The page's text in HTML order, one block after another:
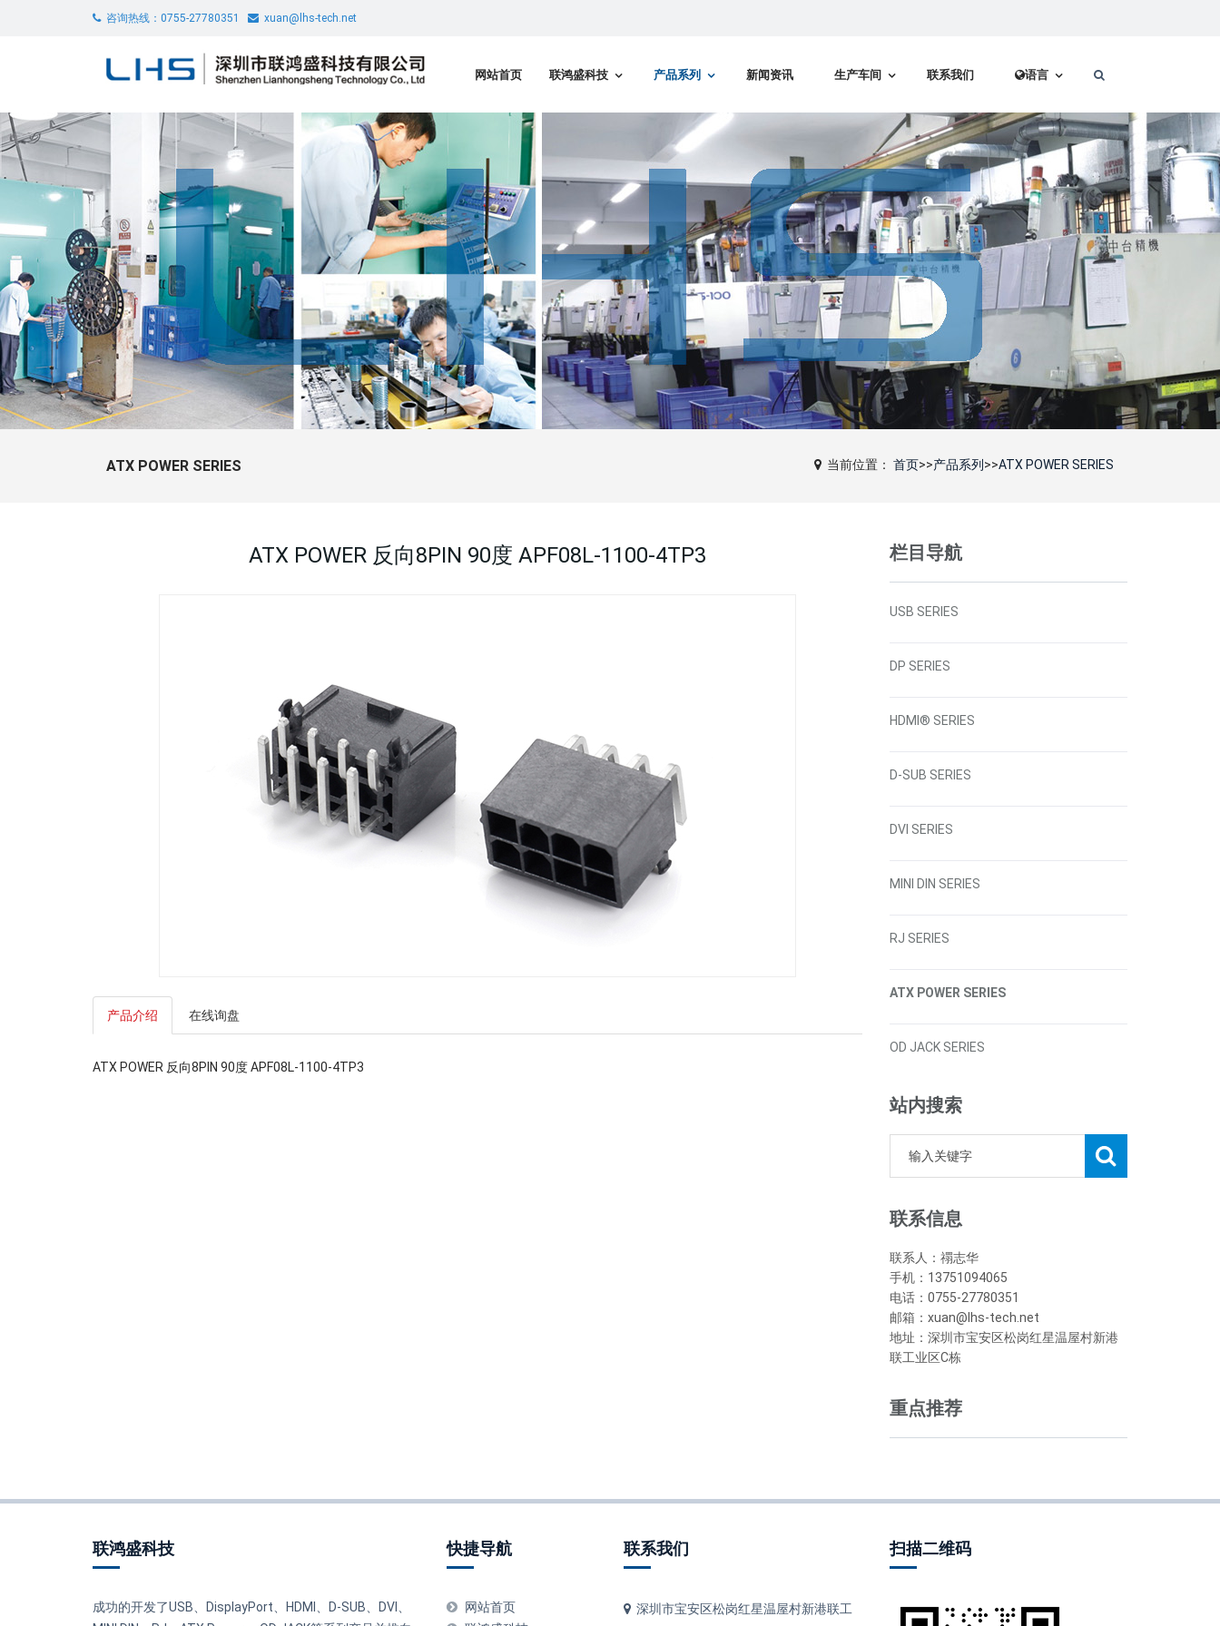
咨询热线：0755-27780351 xuan@lhs-tech.net
网站首页 联鸿盛科技 产品系列 新闻资讯 生产车间 联系我们 语言
ATX POWER SERIES 当前位置： 首页>>产品系列 >>ATX POWER SERIES
ATX POWER 反向8PIN 90度 APF08L-1100-4TP3
产品介绍 在线询盘
ATX POWER 反向8PIN 90度 APF08L-1100-4TP3
栏目导航
USB SERIES
DP SERIES
HDMI® SERIES
D-SUB SERIES
DVI SERIES
MINI DIN SERIES
RJ SERIES
ATX POWER SERIES
OD JACK SERIES
站内搜索
联系信息
联系人：禤志华
手机：13751094065
电话：0755-27780351
邮箱：xuan@lhs-tech.net
地址：深圳市宝安区松岗红星温屋村新港
联工业区C栋
重点推荐
联鸿盛科技
成功的开发了USB、DisplayPort、HDMI、D-SUB、DVI、
快捷导航
网站首页
联系我们
深圳市宝安区松岗红星温屋村新港联工
扫描二维码